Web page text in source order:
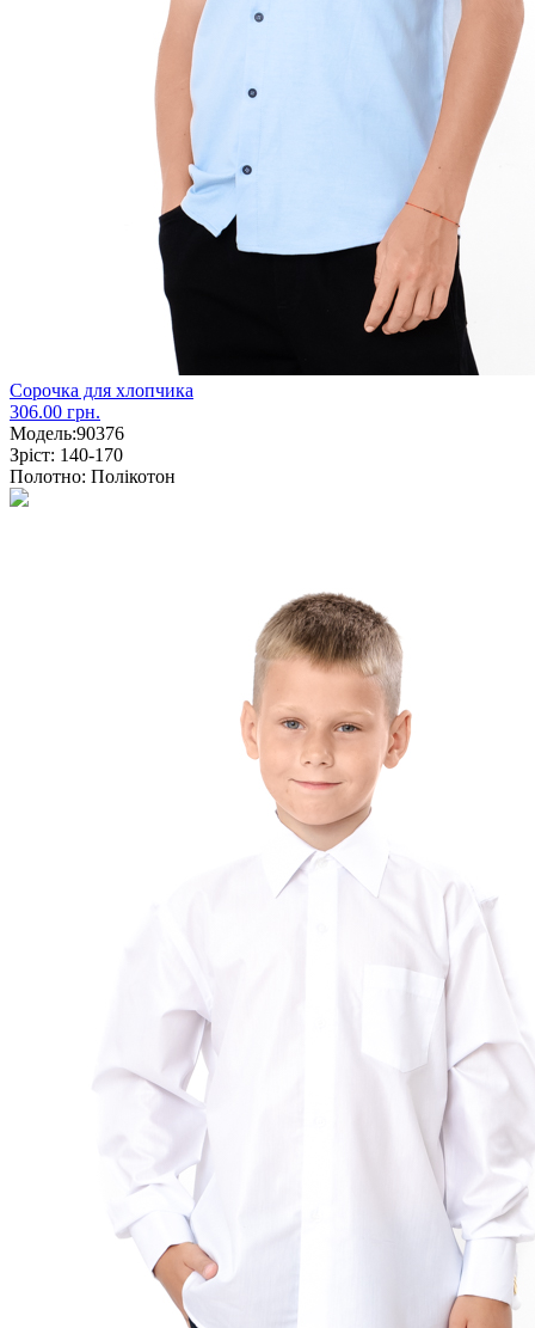
Сорочка для хлопчика
306.00 грн.
Модель:90376
Зріст: 140-170
Полотно: Полікотон